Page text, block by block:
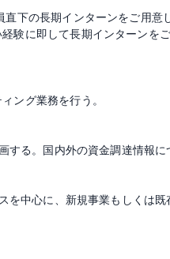
下の長期インターンをご用意
験に即して長期インターンを
ング業務を行う。
する。国内外の資金調達情報
を中心に、新規事業もしくは